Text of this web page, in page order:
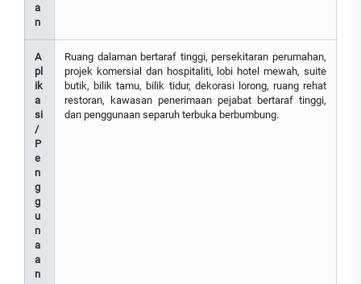
a
n
A
pl
ik
a
si
/
P
e
n
g
g
u
n
a
a
n
Ruang dalaman bertaraf tinggi, persekitaran perumahan,
projek komersial dan hospitaliti, lobi hotel mewah, suite
butik, bilik tamu, bilik tidur, dekorasi lorong, ruang rehat
restoran, kawasan penerimaan pejabat bertaraf tinggi,
dan penggunaan separuh terbuka berbumbung.